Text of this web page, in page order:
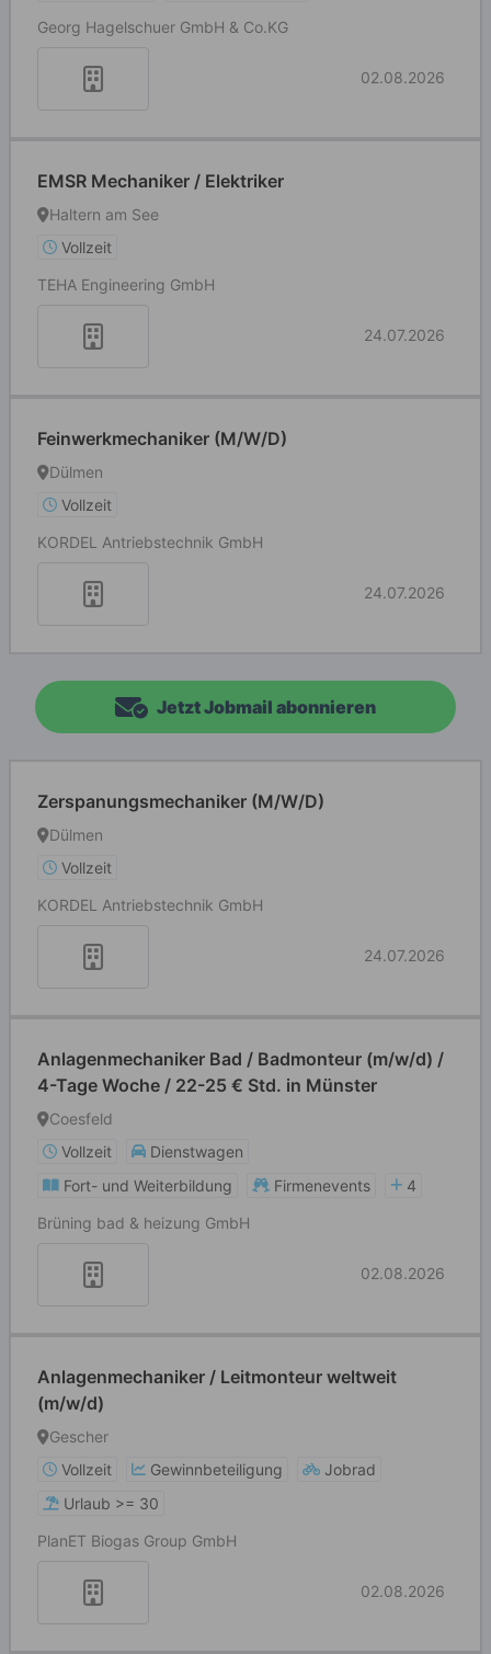
Georg Hagelschuer GmbH & Co.KG
02.08.2026
EMSR Mechaniker / Elektriker
Haltern am See
Vollzeit
TEHA Engineering GmbH
24.07.2026
Feinwerkmechaniker (M/W/D)
Dülmen
Vollzeit
KORDEL Antriebstechnik GmbH
24.07.2026
Jetzt Jobmail abonnieren
Zerspanungsmechaniker (M/W/D)
Dülmen
Vollzeit
KORDEL Antriebstechnik GmbH
24.07.2026
Anlagenmechaniker Bad / Badmonteur (m/w/d) /
4-Tage Woche / 22-25 € Std. in Münster
Coesfeld
Vollzeit
Dienstwagen
Fort- und Weiterbildung
Firmenevents
4
Brüning bad & heizung GmbH
02.08.2026
Anlagenmechaniker / Leitmonteur weltweit
(m/w/d)
Gescher
Vollzeit
Gewinnbeteiligung
Jobrad
Urlaub >= 30
PlanET Biogas Group GmbH
02.08.2026